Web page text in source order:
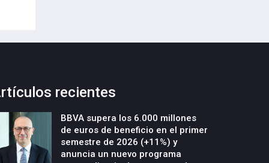
recientes
BBVA supera los 6.000 millones
de euros de beneficio en el primer
semestre de 2026 (+11%) y
anuncia un nuevo programa